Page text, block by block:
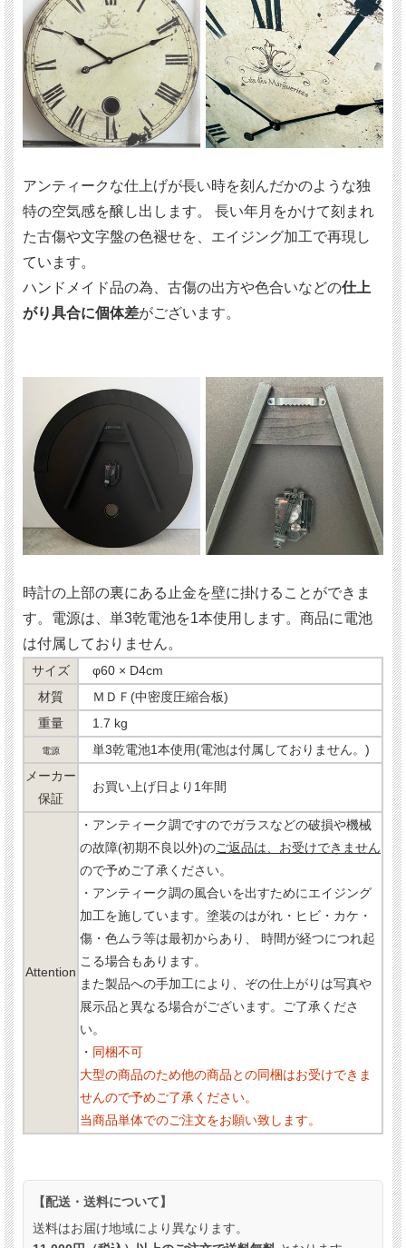
アンティークな仕上げが長い時を刻んだかのような独
特の空気感を醸し出します。 長い年月をかけて刻まれ
た古傷や文字盤の色褪せを、エイジング加工で再現し
ています。
ハンドメイド品の為、古傷の出方や色合いなどの仕上
がり具合に個体差がございます。
時計の上部の裏にある止金を壁に掛けることができま
す。電源は、単3乾電池を1本使用します。商品に電池
は付属しておりません。
サイズ
φ60 × D4cm
材質
ＭＤＦ(中密度圧縮合板)
重量
1.7 kg
電源
単3乾電池1本使用(電池は付属しておりません。)
メーカー
保証
お買い上げ日より1年間
Attention
・アンティーク調ですのでガラスなどの破損や機械
の故障(初期不良以外)のご返品は、お受けできません
ので予めご了承ください。
・アンティーク調の風合いを出すためにエイジング
加工を施しています。塗装のはがれ・ヒビ・カケ・
傷・色ムラ等は最初からあり、 時間が経つにつれ起
こる場合もあります。
また製品への手加工により、ぞの仕上がりは写真や
展示品と異なる場合がございます。ご了承くださ
い。
・ 同梱不可
大型の商品のため他の商品との同梱はお受けできま
せんので予めご了承ください。
当商品単体でのご注文をお願い致します。
【配送・送料について】
送料はお届け地域により異なります。